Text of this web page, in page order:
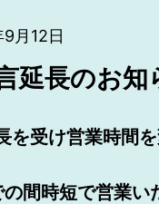
月12日
延長のお知
を受け営業時間を
間時短で営業い